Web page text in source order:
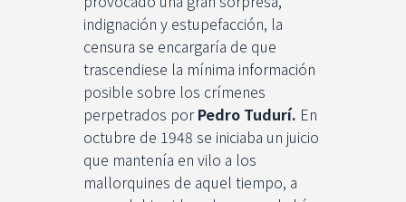
indignación y estupefacción, la
censura se encargaría de que
trascendiese la mínima información
posible sobre los crímenes
perpetrados porPedro Tudurí. En
octubre de 1948 se iniciaba un juicio
que mantenía en vilo a los
mallorquines de aquel tiempo, a